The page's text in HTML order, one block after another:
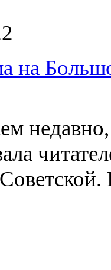
на